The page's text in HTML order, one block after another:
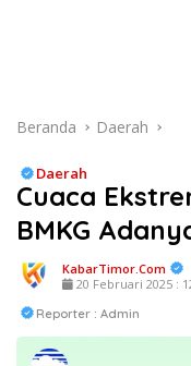
Beranda Daerah
Daerah
Cuaca
BMKG
KabarTimor.com
20 Februari 2025 :
Reporter : Admin